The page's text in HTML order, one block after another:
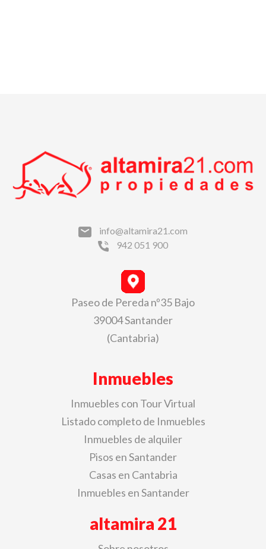
info@altamira21.com
942 051 900
Paseo de Pereda nº35 Bajo
39004 Santander
(Cantabria)
Inmuebles
Inmuebles con Tour Virtual
Listado completo de Inmuebles
Inmuebles de alquiler
Pisos en Santander
Casas en Cantabria
Inmuebles en Santander
altamira 21